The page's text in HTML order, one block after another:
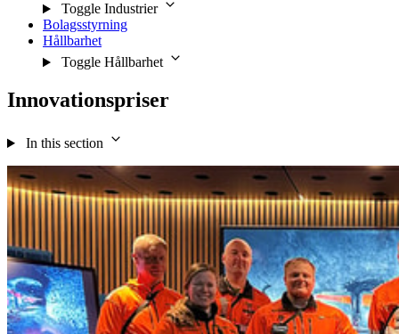
Toggle Industrier
Bolagsstyrning
Hållbarhet
Toggle Hållbarhet
Innovationspriser
In this section